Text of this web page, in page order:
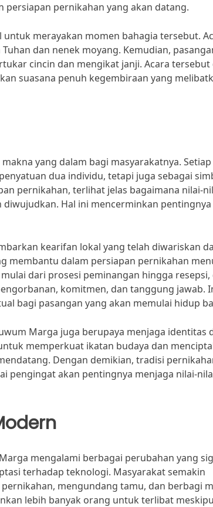
persiapan pernikahan yang akan datang.
merayakan momen bahagia tersebut.
dan nenek moyang. Kemudian,
cincin dan mengikat janji. Acara
suasana penuh kegembiraan yang
yang dalam bagi masyarakatnya.
dua individu, tetapi juga sebagai
pernikahan, terlihat jelas bagaimana nilai-
Hal ini mencerminkan
kearifan lokal yang telah diwariskan
membantu dalam persiapan pernikahan
mulai dari prosesi peminangan hingga
komitmen, dan tanggung jawab.
bagi pasangan yang akan memulai hidup
Marga juga berupaya menjaga identitas
memperkuat ikatan budaya dan
Dengan demikian, tradisi
pengingat akan pentingnya menjaga nilai-
mengalami berbagai perubahan yang
terhadap teknologi. Masyarakat semakin
mengundang tamu, dan berbagi
lebih banyak orang untuk terlibat